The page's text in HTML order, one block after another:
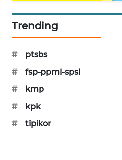
Trending
#
ptsbs
#
fsp-ppmi-spsi
#
kmp
#
kpk
#
tipikor
PORTAL
KONSUMEN
FORWAMKI
ALPERKLINAS
FORJASIDA